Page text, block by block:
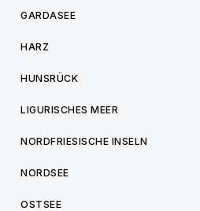
GARDASEE
HARZ
HUNSRÜCK
LIGURISCHES MEER
NORDFRIESISCHE INSELN
NORDSEE
OSTSEE